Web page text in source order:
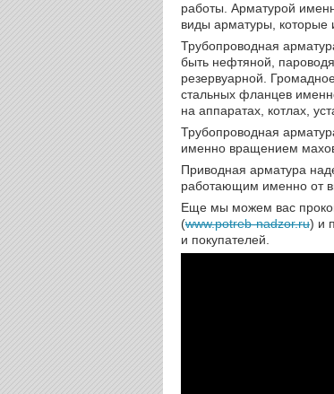
работы. Арматурой
виды арматуры, которые
Трубопроводная
быть нефтяной,
резервуарной.
стальных фланцев
на аппаратах, котлах,
Трубопроводная
именно вращением
Приводная арматура
работающим именно от
Еще мы можем вас
(www.potreb-nadzor.ru) и
и покупателей.